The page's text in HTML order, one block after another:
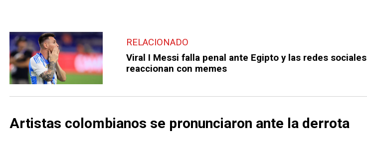
RELACIONADO
Viral I Messi falla penal ante Egipto y las redes sociales
reaccionan con memes
Artistas colombianos se pronunciaron ante la derrota